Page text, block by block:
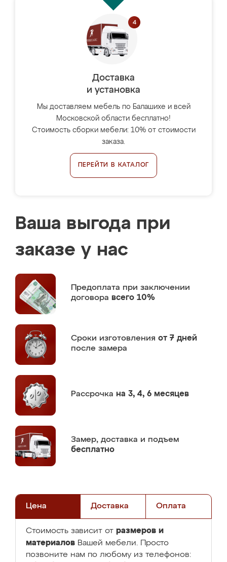
Доставка
и установка
Мы доставляем мебель по Балашихе и всей
Московской области бесплатно!
Стоимость сборки мебели: 10% от стоимости
заказа.
ПЕРЕЙТИ В КАТАЛОГ
Ваша выгода при
заказе у нас
Предоплата при заключении
договора всего 10%
Сроки изготовления от 7 дней
после замера
Рассрочка на 3, 4, 6 месяцев
Замер, доставка и подъем
бесплатно
Цена Доставка Оплата
Стоимость зависит от размеров и
материалов Вашей мебели. Просто
позвоните нам по любому из телефонов: